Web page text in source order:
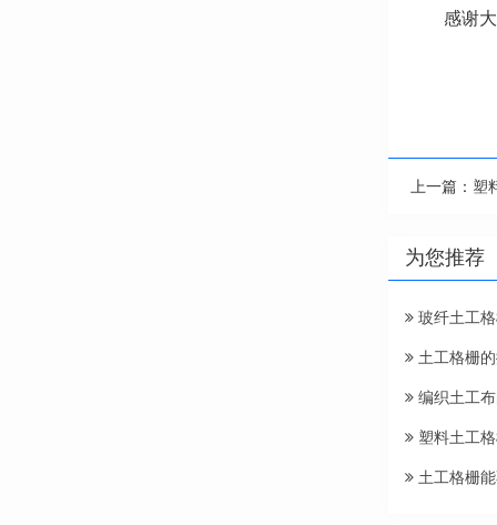
感谢
上一篇： 塑
为您推荐
玻纤土工格
土工格栅
编织土工
塑料土工格
土工格栅